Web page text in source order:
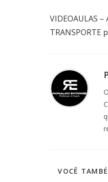
VIDEOAULAS –
TRANSPORTE
VOCÊ